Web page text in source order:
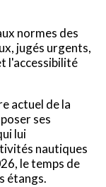
normes des
jugés urgents,
l'accessibilité
actuel de la
ses
lui
nautiques
le temps de
étangs.